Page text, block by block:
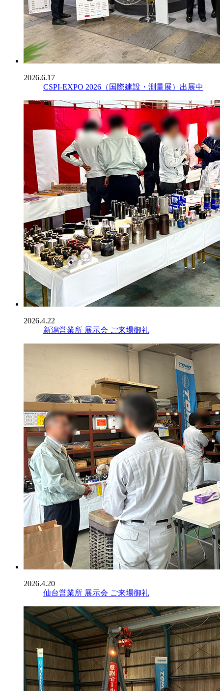
2026.6.17
CSPI-EXPO 2026（国際建設・測量展）出展中
2026.4.22
新潟営業所 展示会 ご来場御礼
2026.4.20
仙台営業所 展示会 ご来場御礼